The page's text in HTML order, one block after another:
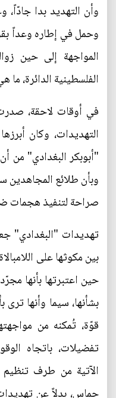
وأن التهديد بدا جادّاً،
وحمل في إطاره وعداً
المواجهة إلى حين
الفلسطينية الدائرة، ما
في أوقات لاحقة،
التهديدات، وكان
"أبوبكر البغدادي" من
وبأن طلائع المجاهدين
صراحة لتنفيذ هجمات
تهديدات "البغدادي"
بين مكوثها على
حين اعتبرتها بأنها
بشأنها، سيما وأنها ترى
قوّة، تُمكنه من
تفضيلات، باتجاه
الآتية من طرف تنظيم